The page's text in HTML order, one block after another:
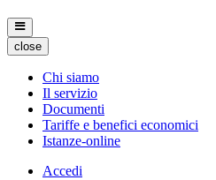
close
Chi siamo
Il servizio
Documenti
Tariffe e benefici economici
Istanze-online
Accedi